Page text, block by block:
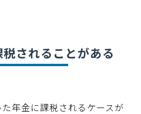
されることがある
年金に課税されるケースが